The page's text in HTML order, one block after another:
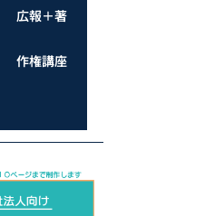
広報＋著
作権講座